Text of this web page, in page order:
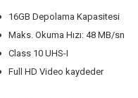
16GB Depolama Kapasitesi
Maks. Okuma Hızı: 48 MB/sn
Class 10 UHS-I
Full HD Video kaydeder